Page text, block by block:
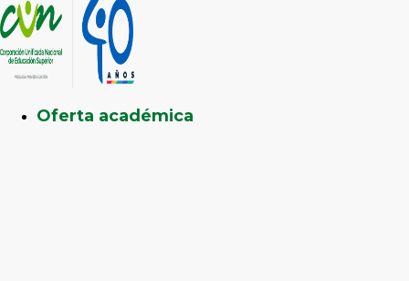
Oferta académica